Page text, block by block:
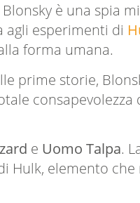
è una spia
agli esperimenti di
forma umana.
prime storie,
consapevolezza
e Uomo Talpa.
Hulk, elemento